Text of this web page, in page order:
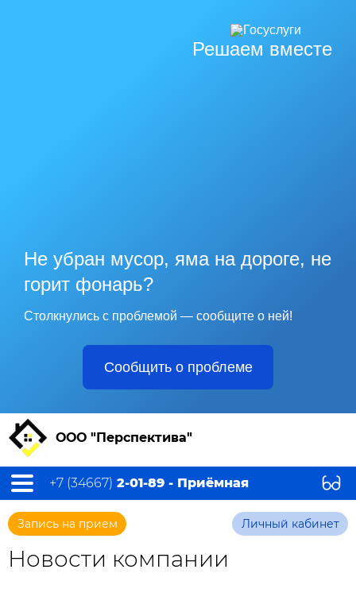
Решаем вместе
Не убран мусор, яма на дороге, не
горит фонарь?
Столкнулись с проблемой — сообщите о ней!
Сообщить о проблеме
ООО "Перспектива"
+7 (34667) 2-01-89 - Приёмная
Запись на прием Личный кабинет
Новости компании